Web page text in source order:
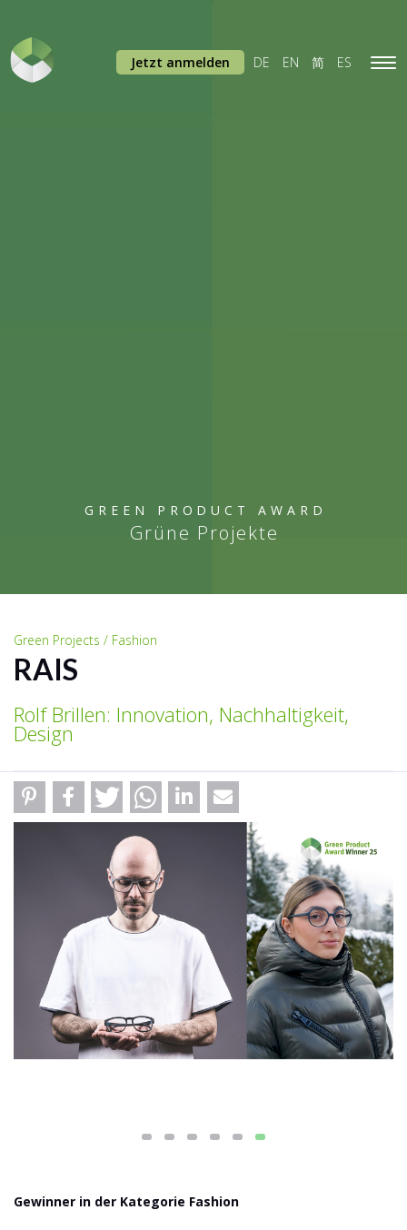
GREEN PRODUCT AWARD
Grüne Projekte
Jetzt anmelden DE EN 简 ES
Green Projects / Fashion
RAIS
Rolf Brillen: Innovation, Nachhaltigkeit,
Design
Gewinner in der Kategorie Fashion